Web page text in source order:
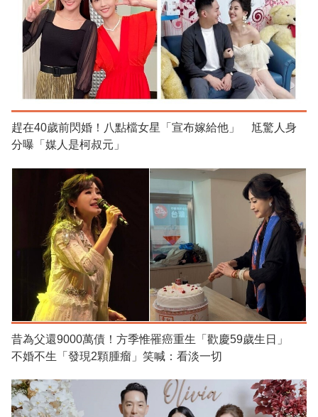
趕在40歲前閃婚！八點檔女星「宣布嫁給他」 尪驚人身
分曝「媒人是柯叔元」
昔為父還9000萬債！方季惟罹癌重生「歡慶59歲生日」
不婚不生「發現2顆腫瘤」笑喊：看淡一切